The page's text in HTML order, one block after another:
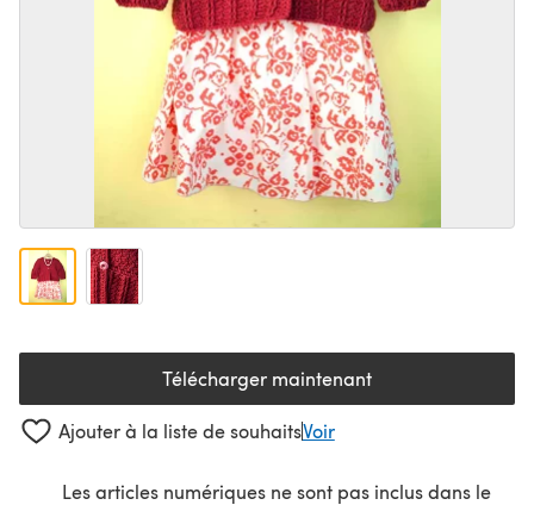
Télécharger maintenant(s'ouvre dans un nouvel
Ajouter à la liste de souhaitsVoir
Les articles numériques ne sont pas inclus dans le